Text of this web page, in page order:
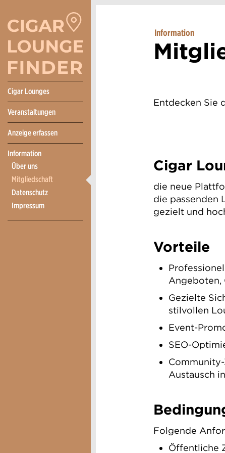
Cigar Lounges
Veranstaltungen
Anzeige erfassen
Information
Über uns
Mitgliedschaft
Datenschutz
Impressum
Information
Entdecken Sie
Cigar
die neue
die passenden
gezielt und
Vorteile
Angeboten,
Gezielte
stilvollen
Event-
SEO-
Austausch
Folgende
Öffentliche